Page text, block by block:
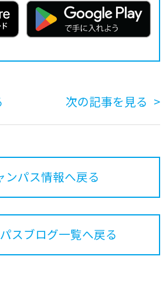
次の記事を見る
ンパス情報へ戻る
スブログ一覧へ戻る